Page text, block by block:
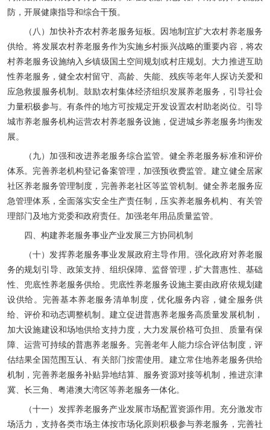
防，开展健康指导和综合干预。
（八）加快补齐农村养老服务短板。因地制宜扩大农村养老服务
供给。将发展农村养老服务作为实施乡村振兴战略的重要内容，将农
村养老服务设施纳入乡镇级国土空间规划或村庄规划。大力推进互助
性养老服务，健全农村留守、高龄、失能、残疾等老年人探访关爱和
应急救援服务机制。鼓励农村集体经济组织发展养老服务，引导社会
力量积极参与。有条件的地方可按规定开发设置农村助老岗位。引导
城市养老服务机构运营农村养老服务设施，促进城乡养老服务均衡发
展。
（九）加强和改进养老服务综合监管。健全养老服务标准和评价
体系。完善养老机构登记备案管理，加强预收费监管。建立健全居家
社区养老服务管理制度，完善养老社区等监管机制。健全养老服务应
急管理体系，全面落实安全生产责任制，压实养老服务机构、有关管
理部门及地方党委和政府责任。加强老年用品质量监管。
四、构建养老服务事业产业发展三方协同机制
（十）发挥养老服务事业发展政府主导作用。强化政府对养老服
务的规划引导、政策支持、组织保障、监督管理，扩大普惠性、基础
性、兜底性养老服务供给。兜底性养老服务设施主要由政府依规划建
设供给。完善基本养老服务清单制度，优化服务内容，健全服务供
给、评价和动态调整机制。建立促进普惠养老服务高质量发展机制，
加大设施建设和场地供给支持力度，大力发展价格可负担、质量有保
障、运营可持续的普惠养老服务。完善老年人能力综合评估制度，评
估结果全国范围互认、有关部门按需使用。建立常住地养老服务供给
机制，完善养老服务补贴异地结算、服务资源对接等机制，推进京津
冀、长三角、粤港澳大湾区等养老服务一体化。
（十一）发挥养老服务产业发展市场配置资源作用。充分激发市
场活力，支持各类市场主体按市场化原则积极参与养老服务，完善社